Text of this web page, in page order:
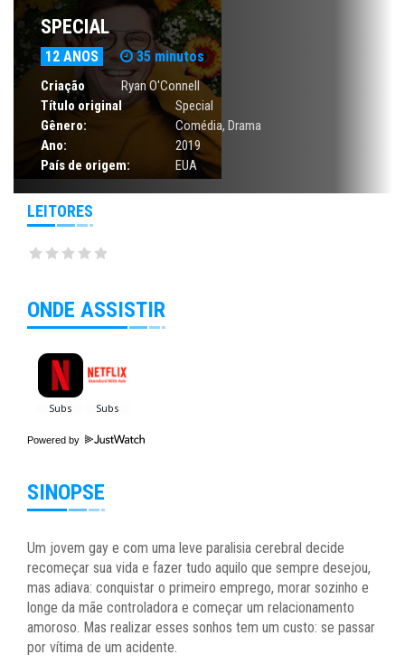
SPECIAL
12 ANOS 35 minutos
Criação
Ryan O'Connell
Título original
Special
Gênero:
Comédia, Drama
Ano:
2019
País de origem:
EUA
LEITORES
ONDE ASSISTIR
Powered by
SINOPSE
Um jovem gay e com uma leve paralisia cerebral decide
recomeçar sua vida e fazer tudo aquilo que sempre desejou,
mas adiava: conquistar o primeiro emprego, morar sozinho e
longe da mãe controladora e começar um relacionamento
amoroso. Mas realizar esses sonhos tem um custo: se passar
por vítima de um acidente.